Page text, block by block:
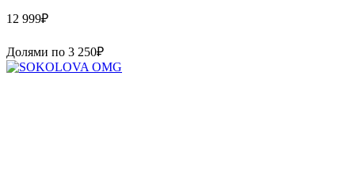
12 999₽
Долями по 3 250₽